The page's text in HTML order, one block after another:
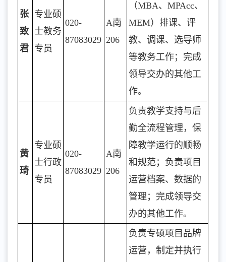
张
致
君
专业硕
士教务
专员
020-
87083029
A南
206
（MBA、MPAcc、
MEM）排课、评
教、调课、选导师
等教务工作；完成
领导交办的其他工
作。
黄
琦
专业硕
士行政
专员
020-
87083029
A南
206
负责教学支持与后
勤全流程管理，保
障教学运行的顺畅
和规范；负责项目
运营档案、数据的
管理；完成领导交
办的其他工作。
负责专硕项目品牌
运营，制定并执行